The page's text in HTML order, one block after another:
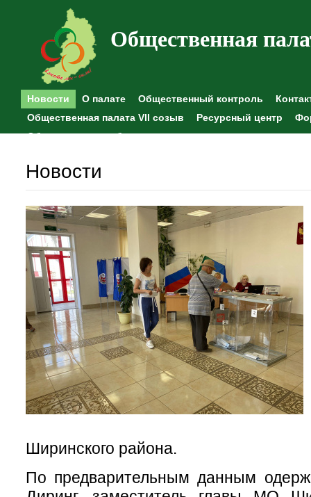
Общественная
Новости О палате Общественный контроль
Общественная палата VII созыв
Ресурсный центр
Общественные наблюдения
Новости
Ширинского района.
По предварительным данным